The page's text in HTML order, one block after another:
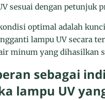
sesuai dengan petunjuk
optimal adalah
lampu UV secara
minum yang dihasilkan
sebagai
lampu UV